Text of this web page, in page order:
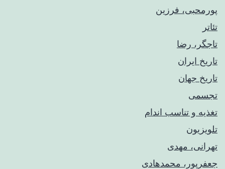
پورمحبی، فرزین
تئاتر
تاجگر، رضا
تاریخ ایران
تاریخ جهان
تجسمی
تغذیه و تناسب اندام
تلویزیون
تهرانی، مهدی
جعفرپور، محمدهادی